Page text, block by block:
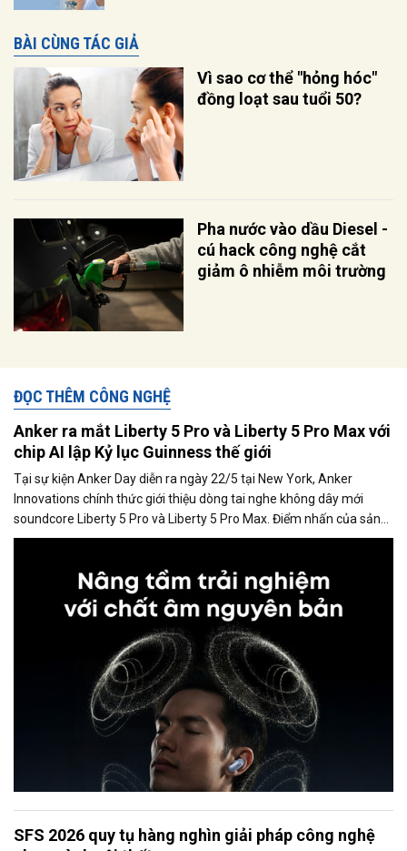
BÀI CÙNG TÁC GIẢ
Vì sao cơ thể "hỏng hóc"
đồng loạt sau tuổi 50?
Pha nước vào dầu Diesel -
cú hack công nghệ cắt
giảm ô nhiễm môi trường
ĐỌC THÊM CÔNG NGHỆ
Anker ra mắt Liberty 5 Pro và Liberty 5 Pro Max với
chip AI lập Kỷ lục Guinness thế giới
Tại sự kiện Anker Day diễn ra ngày 22/5 tại New York, Anker
Innovations chính thức giới thiệu dòng tai nghe không dây mới
soundcore Liberty 5 Pro và Liberty 5 Pro Max. Điểm nhấn của sản
phẩm là việc tích hợp THUS™, chip AI độc quyền đầu tiên của hãng
phép xử lý trực tiếp trong bộ nhớ thay vì phải truyền dữ liệu qua lại
giữa bộ nhớ và bộ xử lý như kiến trúc chip truyền thống
SFS 2026 quy tụ hàng nghìn giải pháp công nghệ